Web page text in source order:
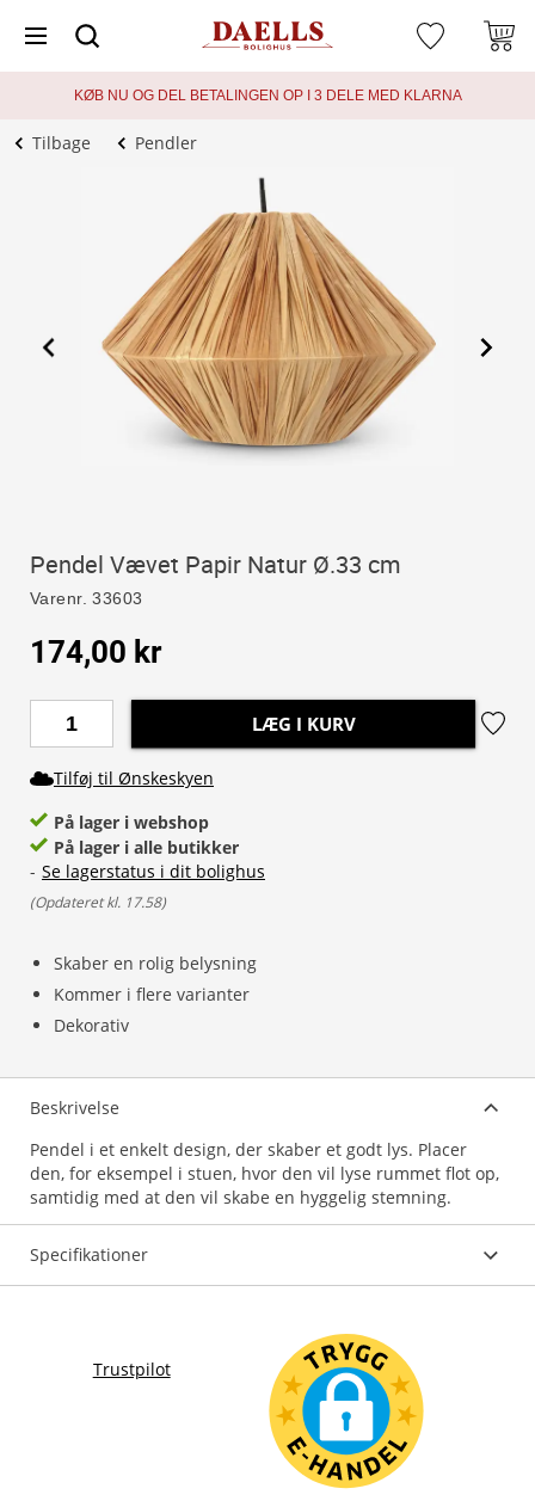
KØB NU OG DEL BETALINGEN OP I 3 DELE MED KLARNA
Tilbage Pendler
Pendel Vævet Papir Natur Ø.33 cm
Varenr. 33603
Skaber en rolig belysning
Kommer i flere varianter
Dekorativ
174,00 kr
LÆG I KURV
Tilføj til Ønskeskyen
På lager i webshop
På lager i alle butikker
- Se lagerstatus i dit bolighus
(Opdateret kl. 17.58)
Beskrivelse
Pendel i et enkelt design, der skaber et godt lys. Placer
den, for eksempel i stuen, hvor den vil lyse rummet flot op,
samtidig med at den vil skabe en hyggelig stemning.
Specifikationer
Trustpilot